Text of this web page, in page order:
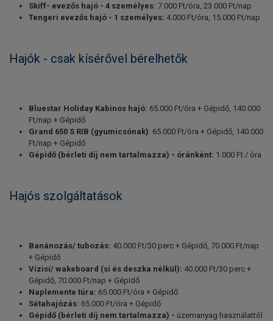
Skiff- evezős hajó - 4 személyes: 7.000 Ft/óra, 23.000 Ft/nap
Tengeri evezős hajó - 1 személyes: 4.000 Ft/óra, 15.000 Ft/nap
Hajók - csak kísérővel bérelhetők
Bluestar Holiday Kabinos hajó: 65.000 Ft/óra + Gépidő, 140.000
Ft/nap + Gépidő
Grand 650 S RIB (gyumicsónak): 65.000 Ft/óra + Gépidő, 140.000
Ft/nap + Gépidő
Gépidő (bérleti díj nem tartalmazza) - óránként: 1.000 Ft / óra
Hajós szolgáltatások
Banánozás/ tubozás: 40.000 Ft/30 perc + Gépidő, 70.000 Ft/nap
+ Gépidő
Vízisí/ wakeboard (sí és deszka nélkül): 40.000 Ft/30 perc +
Gépidő, 70.000 Ft/nap + Gépidő
Naplemente túra: 65.000 Ft/óra + Gépidő
Sétahajózás: 65.000 Ft/óra + Gépidő
Gépidő (bérleti díj nem tartalmazza) - üzemanyag használattól